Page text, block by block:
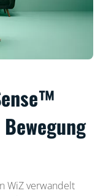
WiZ verwandelt